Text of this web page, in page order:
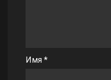
Имя *